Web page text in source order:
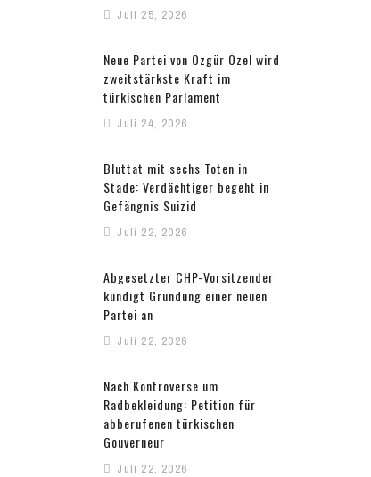
Juli 25, 2026
Neue Partei von Özgür Özel wird
zweitstärkste Kraft im
türkischen Parlament
Juli 24, 2026
Bluttat mit sechs Toten in
Stade: Verdächtiger begeht in
Gefängnis Suizid
Juli 22, 2026
Abgesetzter CHP-Vorsitzender
kündigt Gründung einer neuen
Partei an
Juli 22, 2026
Nach Kontroverse um
Radbekleidung: Petition für
abberufenen türkischen
Gouverneur
Juli 22, 2026